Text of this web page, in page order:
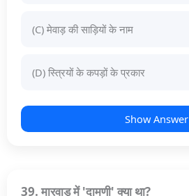
(C) मेवाड़ की साड़ियों के नाम
(D) स्त्रियों के कपड़ों के प्रकार
Show Answer
39. मारवाड़ में 'दामणी' क्या था?